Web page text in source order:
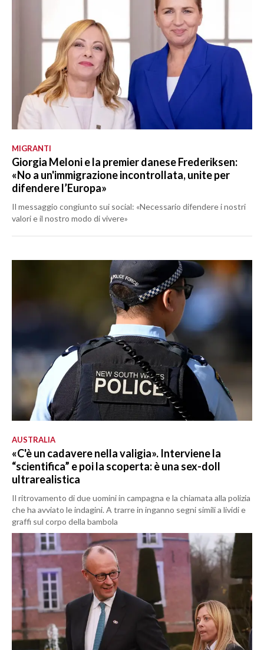
MIGRANTI
Giorgia Meloni e la premier danese Frederiksen:
«No a un'immigrazione incontrollata, unite per
difendere l’Europa»
Il messaggio congiunto sui social: «Necessario difendere i nostri
valori e il nostro modo di vivere»
AUSTRALIA
«C'è un cadavere nella valigia». Interviene la
“scientifica” e poi la scoperta: è una sex-doll
ultrarealistica
Il ritrovamento di due uomini in campagna e la chiamata alla polizia
che ha avviato le indagini. A trarre in inganno segni simili a lividi e
graffi sul corpo della bambola